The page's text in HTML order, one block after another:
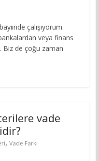
çalışıyorum.
veya finans
Biz de çoğu zaman
vade
, Vade Farkı